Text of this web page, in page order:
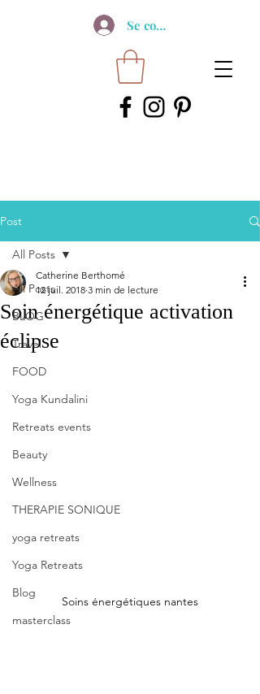
Se connecter
Post
All Posts
BLOG
Travel
FOOD
Yoga Kundalini
Retreats events
Beauty
Wellness
THERAPIE SONIQUE
yoga retreats
Yoga Retreats
Blog
masterclass
All Posts
Soin énergétique activation
éclipse
Catherine Berthomé
12 juil. 2018 3 min de lecture
Soins énergétiques nantes